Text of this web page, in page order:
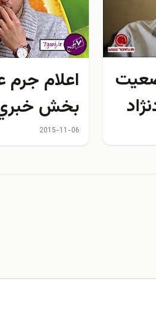
اعلام جرم
بخش خبري
2015-11-06